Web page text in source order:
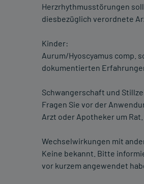
Herzrhythmusstörungen
diesbezüglich verordnete
Kinder:
Aurum/Hyoscyamus comp.
dokumentierten
Schwangerschaft und
Fragen Sie vor der
Arzt oder Apotheker um Rat.
Wechselwirkungen mit
Keine bekannt. Bitte
vor kurzem angewendet